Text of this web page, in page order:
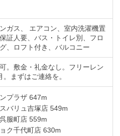
ガス エアコン
室内洗濯機置
保証人要 バス・トイレ別
フロ
ロフト付き バルコニー
。敷金・礼金なし。フリーレン
。まずはご連絡を。
プラザ 647m
バリュ吉塚店 549m
服町店 559m
ク千代町店 630m